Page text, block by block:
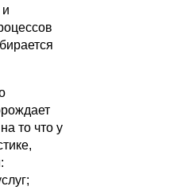
то что у